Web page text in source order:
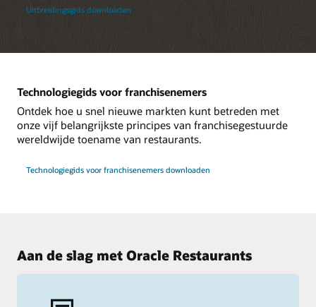
Uitbreidingsgids downloaden
Technologiegids voor franchisenemers
Ontdek hoe u snel nieuwe markten kunt betreden met
onze vijf belangrijkste principes van franchisegestuurde
wereldwijde toename van restaurants.
Technologiegids voor franchisenemers downloaden
Aan de slag met Oracle Restaurants